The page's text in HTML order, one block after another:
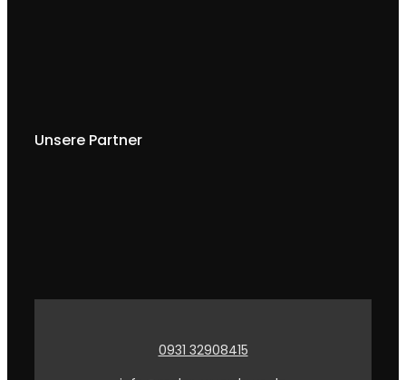
Unsere Partner
0931 32908415